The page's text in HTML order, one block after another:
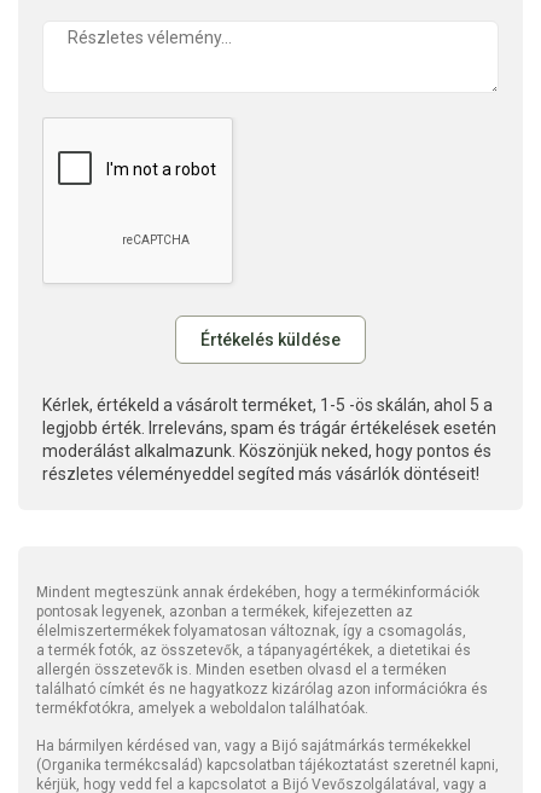
Kérlek, értékeld a vásárolt terméket, 1-5 -ös skálán, ahol 5 a
legjobb érték. Irreleváns, spam és trágár értékelések esetén
moderálást alkalmazunk. Köszönjük neked, hogy pontos és
részletes véleményeddel segíted más vásárlók döntéseit!
Mindent megteszünk annak érdekében, hogy a termékinformációk
pontosak legyenek, azonban a termékek, kifejezetten az
élelmiszertermékek folyamatosan változnak, így a csomagolás,
a termék fotók, az összetevők, a tápanyagértékek, a dietetikai és
allergén összetevők is. Minden esetben olvasd el a terméken
található címkét és ne hagyatkozz kizárólag azon információkra és
termékfotókra, amelyek a weboldalon találhatóak.
Ha bármilyen kérdésed van, vagy a Bijó sajátmárkás termékekkel
(Organika termékcsalád) kapcsolatban tájékoztatást szeretnél kapni,
kérjük, hogy vedd fel a kapcsolatot a Bijó Vevőszolgálatával, vagy a